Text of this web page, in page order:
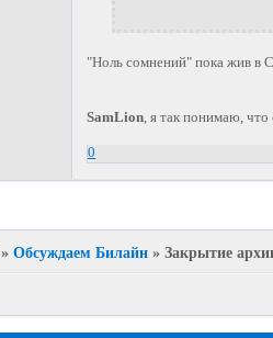
"Ноль сомнений" пока жив в
SamLion, я так понимаю,
0
»Обсуждаем Билайн »Закрытие